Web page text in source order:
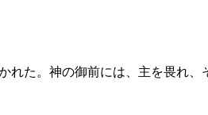
た。神の御前には、主を畏れ、